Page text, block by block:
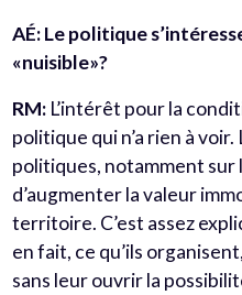
AÉ: Le politique
«nuisible»?
RM: L’intérêt pour la
politique qui n’a rien à
politiques, notamment sur
d’augmenter la valeur
territoire. C’est assez
en fait, ce qu’ils
sans leur ouvrir la